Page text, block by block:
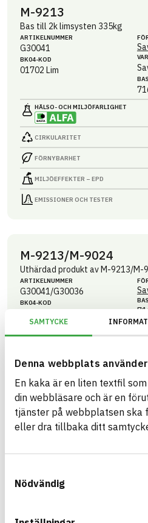
SAMTYCKE
Denna webbplats
En kaka är en liten textfil
din webbläsare och är en
tjänster på webbplatsen ska
eller dra tillbaka ditt
Nödvändig
M-9213
Bas till 2k limsysten 335kg
ARTIKEL­NUMMER
G30041
BK04-KOD
01702 Lim
HÄLSO- OCH MILJÖ­FARLIGHET
CIRKULARITET
FÖRNYBARHET
MILJÖEFFEKTER – EPD
EMISSIONER OCH TESTER
M-9213/M-9024
Uthärdad produkt av M-9213/M-
ARTIKEL­NUMMER
G30041/G30036
BK04-KOD
CIRKULARITET
FÖRNYBARHET
MILJÖEFFEKTER – EPD
EMISSIONER OCH TESTER
M-9024
Härdare till 2k limsystem 250kg